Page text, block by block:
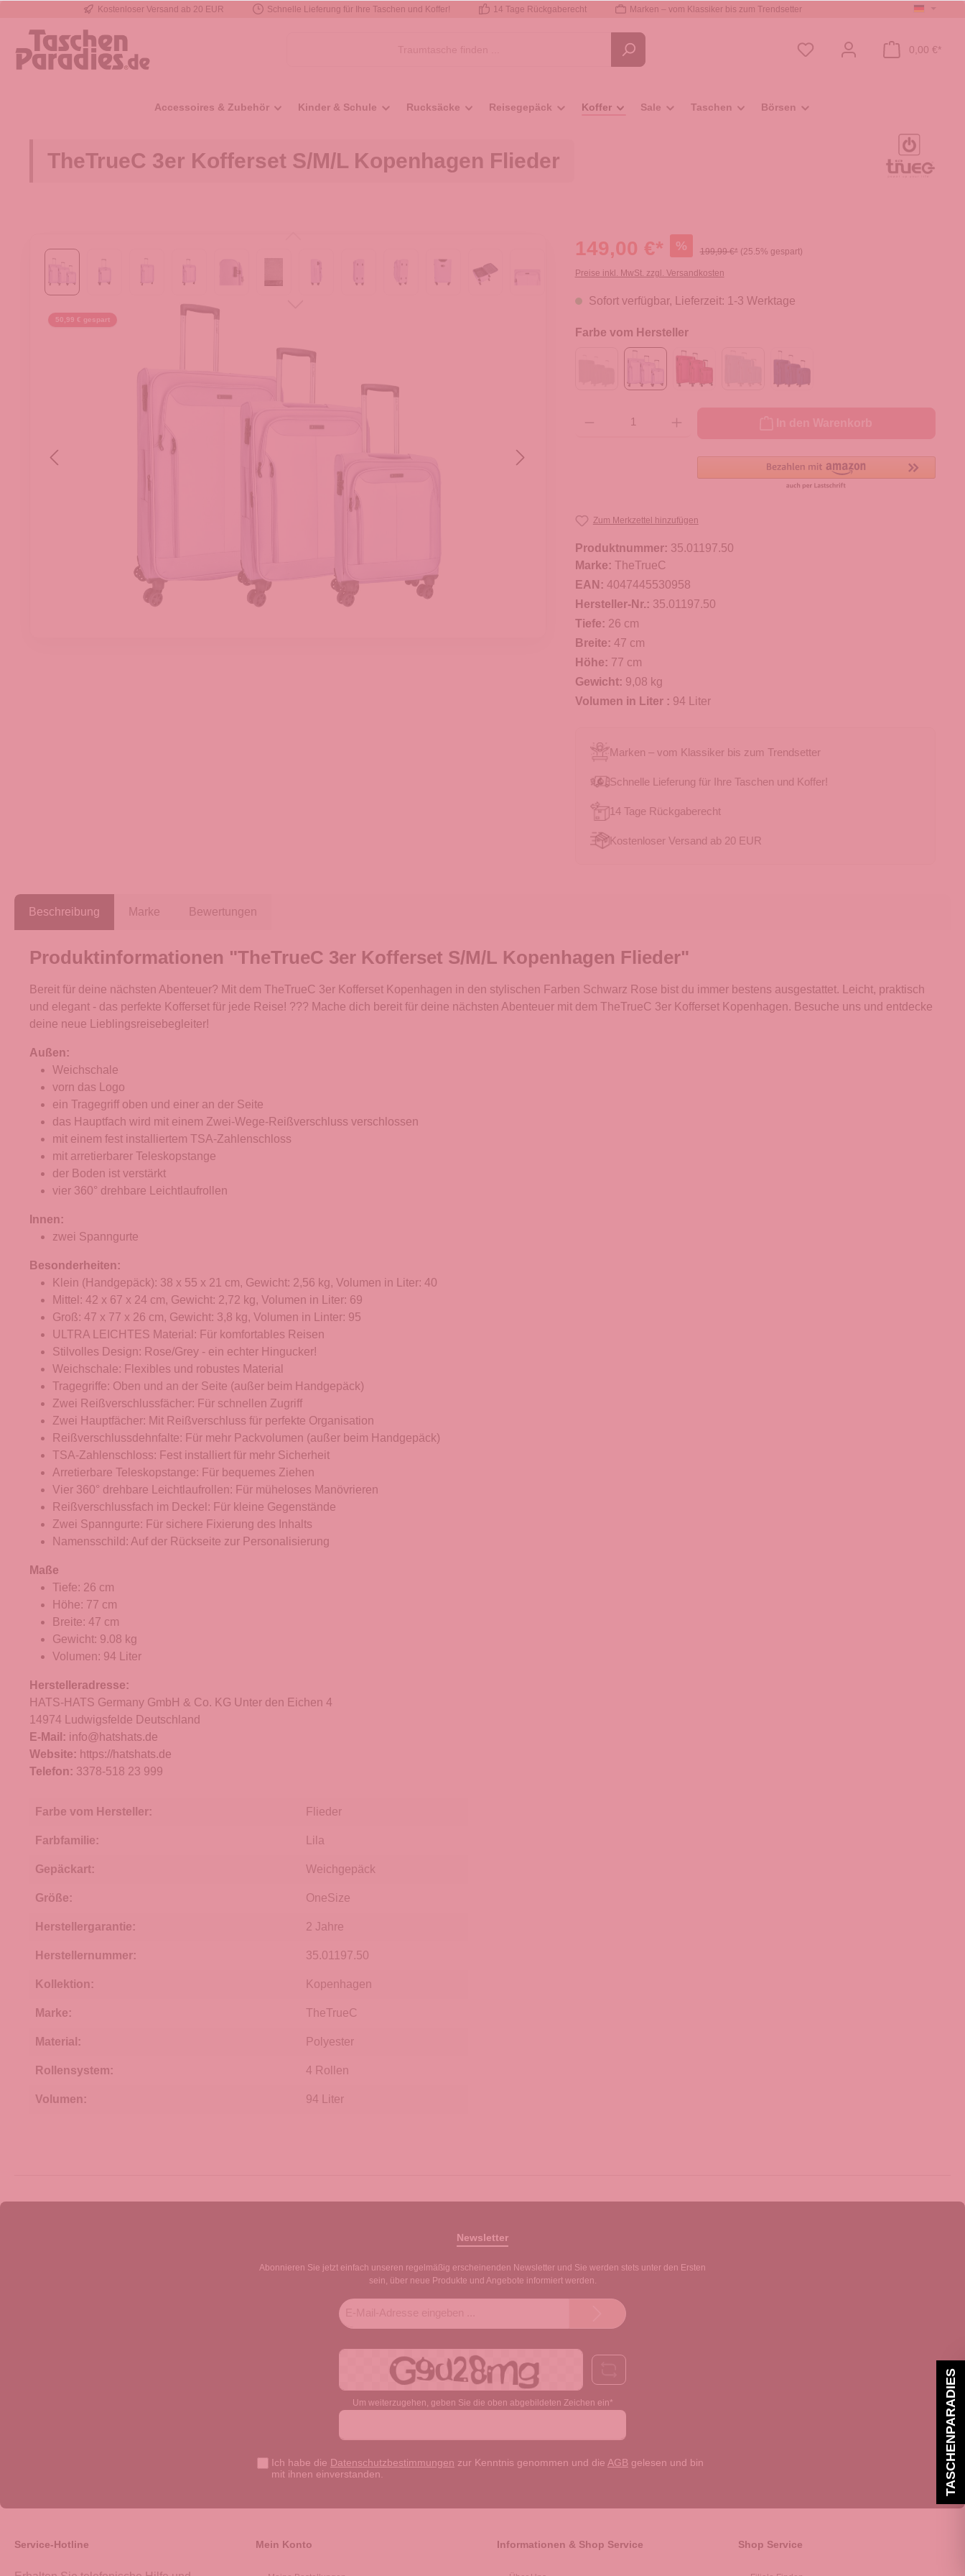
Zur Hauptnavigation springen
Kostenloser Versand ab 20 EUR Schnelle Lieferung für Ihre Taschen und Koffer! 14 Tage Rückgaberecht Marken – vom Klassiker bis zum Trendsetter
0,00 €*
Accessoires & Zubehör Kinder & Schule Rucksäcke Reisegepäck Koffer Sale Taschen Börsen
TheTrueC 3er Kofferset S/M/L Kopenhagen Flieder
50,99 € gespart
149,00 €* % 199,99 €* (25.5% gespart)
Preise inkl. MwSt. zzgl. Versandkosten
Sofort verfügbar, Lieferzeit: 1-3 Werktage
Farbe vom Hersteller
Zum Merkzettel hinzufügen
Produktnummer: 35.01197.50
Marke: TheTrueC
EAN: 4047445530958
Hersteller-Nr.: 35.01197.50
Tiefe: 26 cm
Breite: 47 cm
Höhe: 77 cm
Gewicht: 9,08 kg
Volumen in Liter : 94 Liter
Marken – vom Klassiker bis zum Trendsetter
Schnelle Lieferung für Ihre Taschen und Koffer!
14 Tage Rückgaberecht
Kostenloser Versand ab 20 EUR
Beschreibung Marke Bewertungen
Produktinformationen "TheTrueC 3er Kofferset S/M/L Kopenhagen Flieder"
Bereit für deine nächsten Abenteuer? Mit dem TheTrueC 3er Kofferset Kopenhagen in den stylischen Farben Schwarz Rose bist du immer bestens ausgestattet. Leicht, praktisch
und elegant - das perfekte Kofferset für jede Reise! ??? Mache dich bereit für deine nächsten Abenteuer mit dem TheTrueC 3er Kofferset Kopenhagen. Besuche uns und entdecke
deine neue Lieblingsreisebegleiter!
Außen:
Weichschale
vorn das Logo
ein Tragegriff oben und einer an der Seite
das Hauptfach wird mit einem Zwei-Wege-Reißverschluss verschlossen
mit einem fest installiertem TSA-Zahlenschloss
mit arretierbarer Teleskopstange
der Boden ist verstärkt
vier 360° drehbare Leichtlaufrollen
Innen:
zwei Spanngurte
Besonderheiten:
Klein (Handgepäck): 38 x 55 x 21 cm, Gewicht: 2,56 kg, Volumen in Liter: 40
Mittel: 42 x 67 x 24 cm, Gewicht: 2,72 kg, Volumen in Liter: 69
Groß: 47 x 77 x 26 cm, Gewicht: 3,8 kg, Volumen in Linter: 95
ULTRA LEICHTES Material: Für komfortables Reisen
Stilvolles Design: Rose/Grey - ein echter Hingucker!
Weichschale: Flexibles und robustes Material
Tragegriffe: Oben und an der Seite (außer beim Handgepäck)
Zwei Reißverschlussfächer: Für schnellen Zugriff
Zwei Hauptfächer: Mit Reißverschluss für perfekte Organisation
Reißverschlussdehnfalte: Für mehr Packvolumen (außer beim Handgepäck)
TSA-Zahlenschloss: Fest installiert für mehr Sicherheit
Arretierbare Teleskopstange: Für bequemes Ziehen
Vier 360° drehbare Leichtlaufrollen: Für müheloses Manövrieren
Reißverschlussfach im Deckel: Für kleine Gegenstände
Zwei Spanngurte: Für sichere Fixierung des Inhalts
Namensschild: Auf der Rückseite zur Personalisierung
Maße
Tiefe: 26 cm
Höhe: 77 cm
Breite: 47 cm
Gewicht: 9.08 kg
Volumen: 94 Liter
Herstelleradresse:
HATS-HATS Germany GmbH & Co. KG Unter den Eichen 4
14974 Ludwigsfelde Deutschland
E-Mail: info@hatshats.de
Website: https://hatshats.de
Telefon: 3378-518 23 999
Farbe vom Hersteller: Flieder
Farbfamilie: Lila
Gepäckart: Weichgepäck
Größe: OneSize
Herstellergarantie: 2 Jahre
Herstellernummer: 35.01197.50
Kollektion: Kopenhagen
Marke: TheTrueC
Material: Polyester
Rollensystem: 4 Rollen
Volumen: 94 Liter
Newsletter
Abonnieren Sie jetzt einfach unseren regelmäßig erscheinenden Newsletter und Sie werden stets unter den Ersten
sein, über neue Produkte und Angebote informiert werden.
Adresse*
Um weiterzugehen, geben Sie die oben abgebildeten Zeichen ein*
Ich habe die Datenschutzbestimmungen zur Kenntnis genommen und die AGB gelesen und bin
mit ihnen einverstanden.
Service-Hotline Mein Konto Informationen & Shop Service Shop Service
TASCHENPARADIES